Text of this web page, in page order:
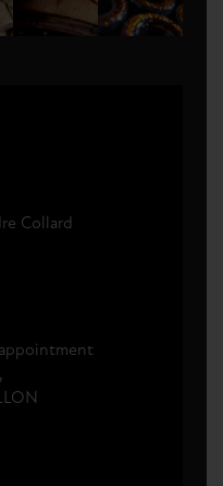
Collard